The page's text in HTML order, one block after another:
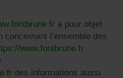
a pour objet
l’ensemble des
www.fontbrune.fr
des informations aussi